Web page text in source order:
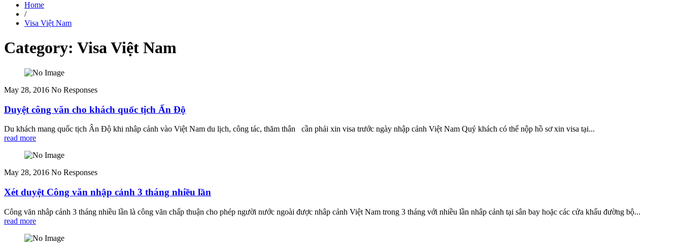
Home
/
Visa Việt Nam
Category: Visa Việt Nam
May 28, 2016 No Responses
Duyệt công văn cho khách quốc tịch Ấn Độ
Du khách mang quốc tịch Ân Độ khi nhâp cảnh vào Việt Nam du lịch, công tác, thăm thân cần phải xin visa trước ngày nhập cảnh Việt Nam Quý khách có thể nộp hồ sơ xin visa tại...
read more
May 28, 2016 No Responses
Xét duyệt Công văn nhập cảnh 3 tháng nhiều lần
Công văn nhâp cảnh 3 tháng nhiều lần là công văn chấp thuận cho phép người nước ngoài được nhâp cảnh Việt Nam trong 3 tháng với nhiều lần nhâp cảnh tại sân bay hoặc các cửa khẩu đường bộ...
read more